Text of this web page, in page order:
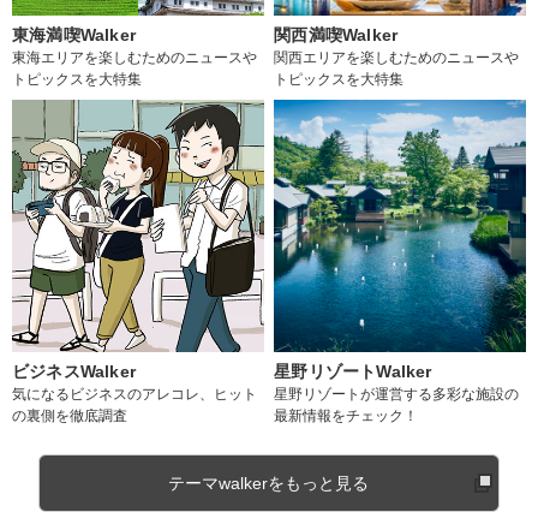
東海満喫Walker
東海エリアを楽しむためのニュースや
トピックスを大特集
関西満喫Walker
関西エリアを楽しむためのニュースや
トピックスを大特集
ビジネスWalker
気になるビジネスのアレコレ、ヒット
の裏側を徹底調査
星野リゾートWalker
星野リゾートが運営する多彩な施設の
最新情報をチェック！
テーマwalkerをもっと見る